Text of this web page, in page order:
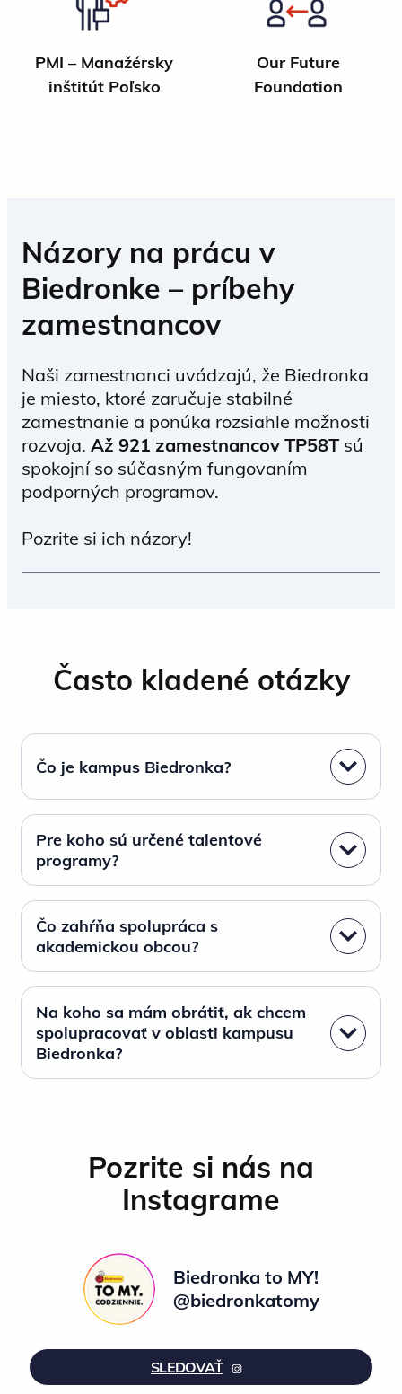
PMI – Manažérsky
inštitút Poľsko
Our Future
Foundation
Názory na prácu v
Biedronke – príbehy
zamestnancov
Naši zamestnanci uvádzajú, že Biedronka
je miesto, ktoré zaručuje stabilné
zamestnanie a ponúka rozsiahle možnosti
rozvoja. Až 921 zamestnancov TP58Tsú
spokojní so súčasným fungovaním
podporných programov.
Pozrite si ich názory!
Management Trainee, talentový program
pre Operation Akcja:Operacja, letné stáže
v turistických destináciách, IT stážový
program Start IT a Finančnú akadémiu.
Často kladené otázky
Čo je kampus Biedronka?
Pre koho sú určené talentové
programy?
Čo zahŕňa spolupráca s
akademickou obcou?
Na koho sa mám obrátiť, ak chcem
spolupracovať v oblasti kampusu
Biedronka?
Pozrite si nás na
Instagrame
Biedronka to MY!
@biedronkatomy
SLEDOVAŤ